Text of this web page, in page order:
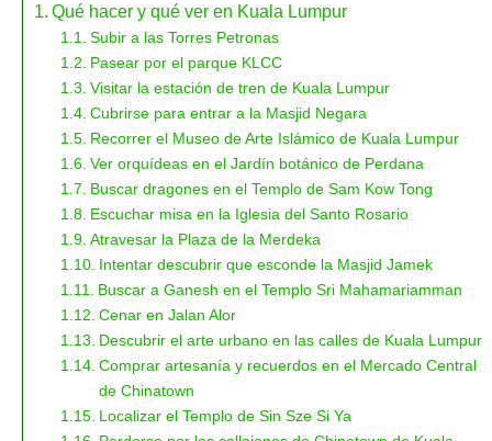
Qué hacer y qué ver en Kuala Lumpur
Subir a las Torres Petronas
Pasear por el parque KLCC
Visitar la estación de tren de Kuala Lumpur
Cubrirse para entrar a la Masjid Negara
Recorrer el Museo de Arte Islámico de Kuala Lumpur
Ver orquídeas en el Jardín botánico de Perdana
Buscar dragones en el Templo de Sam Kow Tong
Escuchar misa en la Iglesia del Santo Rosario
Atravesar la Plaza de la Merdeka
Intentar descubrir que esconde la Masjid Jamek
Buscar a Ganesh en el Templo Sri Mahamariamman
Cenar en Jalan Alor
Descubrir el arte urbano en las calles de Kuala Lumpur
Comprar artesanía y recuerdos en el Mercado Central
de Chinatown
Localizar el Templo de Sin Sze Si Ya